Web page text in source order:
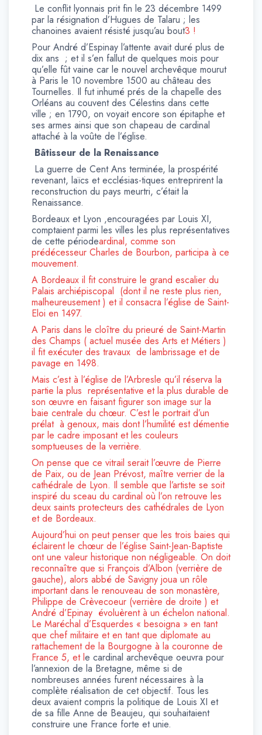
Le conflit lyonnais prit fin le 23 décembre 1499
par la résignation d’Hugues de Talaru ; les
chanoines avaient résisté jusqu’au bout3 !
Pour André d’Espinay l’attente avait duré plus de
dix ans ; et il s’en fallut de quelques mois pour
qu’elle fût vaine car le nouvel archevêque mourut
à Paris le 10 novembre 1500 au château des
Tournelles. Il fut inhumé prés de la chapelle des
Orléans au couvent des Célestins dans cette
ville ; en 1790, on voyait encore son épitaphe et
ses armes ainsi que son chapeau de cardinal
attaché à la voûte de l’église.
Bâtisseur de la Renaissance
La guerre de Cent Ans terminée, la prospérité
revenant, laïcs et ecclésias-tiques entreprirent la
reconstruction du pays meurtri, c’était la
Renaissance.
Bordeaux et Lyon ,encouragées par Louis XI,
comptaient parmi les villes les plus représentatives
de cette périodeardinal, comme son
prédécesseur Charles de Bourbon, participa à ce
mouvement.
A Bordeaux il fit construire le grand escalier du
Palais archiépiscopal (dont il ne reste plus rien,
malheureusement ) et il consacra l’église de Saint-
Eloi en 1497.
A Paris dans le cloître du prieuré de Saint-Martin
des Champs ( actuel musée des Arts et Métiers )
il fit exécuter des travaux de lambrissage et de
pavage en 1498.
Mais c’est à l’église de l’Arbresle qu’il réserva la
partie la plus représentative et la plus durable de
son œuvre en faisant figurer son image sur la
baie centrale du chœur. C’est le portrait d’un
prélat à genoux, mais dont l’humilité est démentie
par le cadre imposant et les couleurs
somptueuses de la verrière.
On pense que ce vitrail serait l’œuvre de Pierre
de Paix, ou de Jean Prévost, maître verrier de la
cathédrale de Lyon. Il semble que l’artiste se soit
inspiré du sceau du cardinal où l’on retrouve les
deux saints protecteurs des cathédrales de Lyon
et de Bordeaux.
Aujourd’hui on peut penser que les trois baies qui
éclairent le chœur de l’église Saint-Jean-Baptiste
ont une valeur historique non négligeable. On doit
reconnaître que si François d’Albon (verrière de
gauche), alors abbé de Savigny joua un rôle
important dans le renouveau de son monastère,
Philippe de Crèvecoeur (verrière de droite ) et
André d’Epinay évoluèrent à un échelon national.
Le Maréchal d’Esquerdes « besoigna » en tant
que chef militaire et en tant que diplomate au
rattachement de la Bourgogne à la couronne de
France 5, et le cardinal archevêque oeuvra pour
l’annexion de la Bretagne, même si de
nombreuses années furent nécessaires à la
complète réalisation de cet objectif. Tous les
deux avaient compris la politique de Louis XI et
de sa fille Anne de Beaujeu, qui souhaitaient
construire une France forte et unie.